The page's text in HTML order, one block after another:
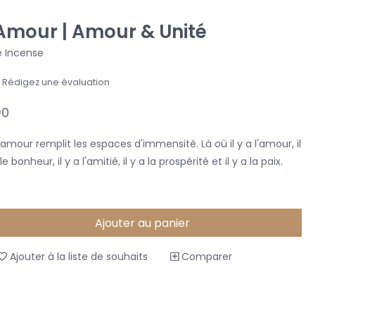
| Amour & Unité
Incense
Rédigez une évaluation
remplit les espaces d'immensité. Là où il y a l'amour, il
bonheur, il y a l'amitié, il y a la prospérité et il y a la paix.
Ajouter au panier
Ajouter à la liste de souhaits Comparer